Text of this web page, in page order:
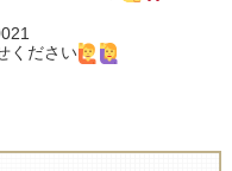
ください